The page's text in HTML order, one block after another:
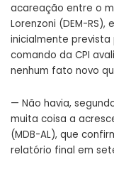
acareação entre o
Lorenzoni (DEM-RS),
inicialmente
comando da CPI
nenhum fato novo
— Não havia,
muita coisa a
(MDB-AL), que
relatório final em